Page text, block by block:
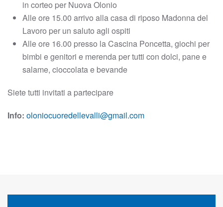
in corteo per Nuova Olonio
Alle ore 15.00 arrivo alla casa di riposo Madonna del
Lavoro per un saluto agli ospiti
Alle ore 16.00 presso la Cascina Poncetta, giochi per
bimbi e genitori e merenda per tutti con dolci, pane e
salame, cioccolata e bevande
Siete tutti invitati a partecipare
Info: oloniocuoredellevalli@gmail.com